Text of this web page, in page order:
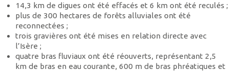
14,3 km de digues ont été effacés et 6 km ont été reculés ;
plus de 300 hectares de forêts alluviales ont été
reconnectées ;
trois gravières ont été mises en relation directe avec
l’Isère ;
quatre bras fluviaux ont été réouverts, représentant 2,5
km de bras en eau courante, 600 m de bras phréatiques et